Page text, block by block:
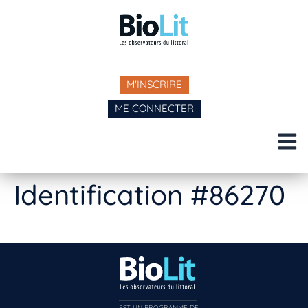
M'INSCRIRE
ME CONNECTER
Identification #86270